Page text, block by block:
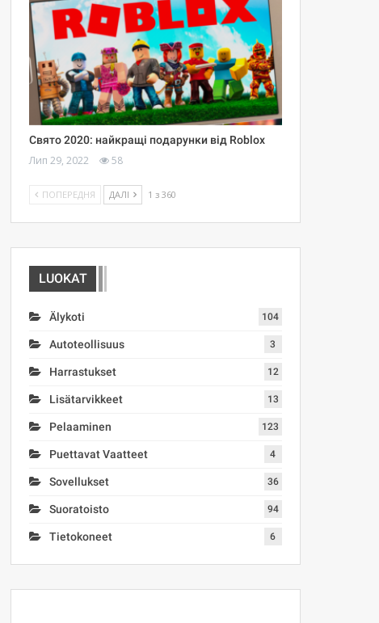
Свято 2020: найкращі подарунки від Roblox
Лип 29, 2022 58
ПОПЕРЕДНЯ ДАЛІ 1 з 360
LUOKAT
Älykoti 104
Autoteollisuus 3
Harrastukset 12
Lisätarvikkeet 13
Pelaaminen 123
Puettavat Vaatteet 4
Sovellukset 36
Suoratoisto 94
Tietokoneet 6